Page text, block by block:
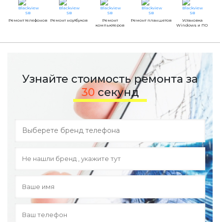
Ремонт телефонов Ремонт ноутбуков
Ремонт
компьютеров
Ремонт планшетов
Установка
Windows и ПО
Узнайте стоимость ремонта за
30 секунд